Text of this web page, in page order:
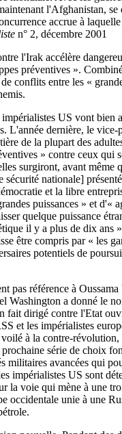
l'Afghanistan,
accrue à
n° 2, décembre 2001
l'Irak accélère
préventives ».
conflits entre les «
US vont bien
L'année dernière, le
de la plupart des
» contre ceux
surgiront, avant
sécurité nationale]
et la libre
puissances » et d'«
quelque puissance
il y a plus de dix ans
être compris par « les
potentiels de
pas référence à
Washington a donné le
fait dirigé contre l'Etat
et les impérialistes
à la contre-
série de choix
militaires avancées qui
impérialistes US sont
la voie qui mène à une
occidentale unie à une